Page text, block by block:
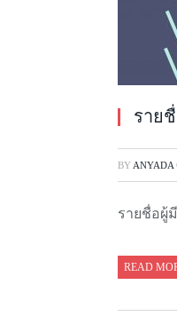
ราย
BY ANYADA
รายชื่อผู้
READ